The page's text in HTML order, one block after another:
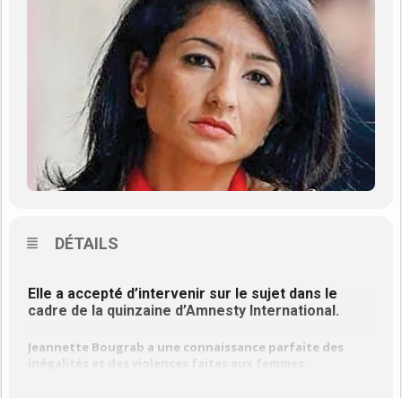
DÉTAILS
Elle a accepté d’intervenir sur le sujet dans le
cadre de la quinzaine d’Amnesty International.
Jeannette Bougrab a une connaissance parfaite des
inégalités et des violences faites aux femmes.